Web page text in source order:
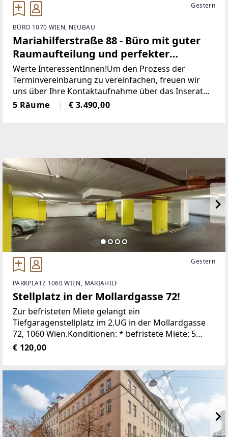
Gestern
BÜRO 1070 WIEN, NEUBAU
Mariahilferstraße 88 - Büro mit guter
Raumaufteilung und perfekter
Anbindung
Werte InteressentInnen!Um den Prozess der
Terminvereinbarung zu vereinfachen, freuen wir
uns über Ihre Kontaktaufnahme über das Inserat
mit konkreten Terminvorschlägen zur vereinfachten
Abstimmung.Hinweis: Das Objekt ist nicht als Praxis
5 Räume € 3.490,00
Gestern
PARKPLATZ 1060 WIEN, MARIAHILF
Stellplatz in der Mollardgasse 72!
Zur befristeten Miete gelangt ein
Tiefgaragenstellplatz im 2.UG in der Mollardgasse
72, 1060 Wien.Konditionen: * befristete Miete: 5
Jahre (Verlängerung möglich) - 1 Jahr
€ 120,00